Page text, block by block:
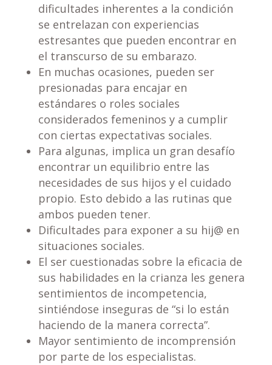
dificultades inherentes a la condición
se entrelazan con experiencias
estresantes que pueden encontrar en
el transcurso de su embarazo.
En muchas ocasiones, pueden ser
presionadas para encajar en
estándares o roles sociales
considerados femeninos y a cumplir
con ciertas expectativas sociales.
Para algunas, implica un gran desafío
encontrar un equilibrio entre las
necesidades de sus hijos y el cuidado
propio. Esto debido a las rutinas que
ambos pueden tener.
Dificultades para exponer a su hij@ en
situaciones sociales.
El ser cuestionadas sobre la eficacia de
sus habilidades en la crianza les genera
sentimientos de incompetencia,
sintiéndose inseguras de “si lo están
haciendo de la manera correcta”.
Mayor sentimiento de incomprensión
por parte de los especialistas.